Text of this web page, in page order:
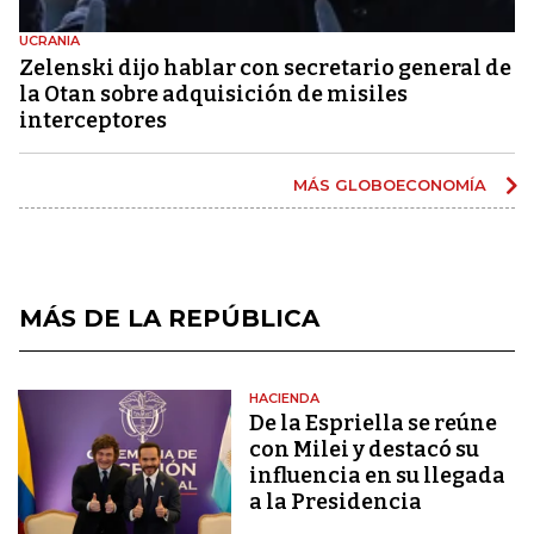
UCRANIA
Zelenski dijo hablar con secretario general de
la Otan sobre adquisición de misiles
interceptores
MÁS GLOBOECONOMÍA
MÁS DE LA REPÚBLICA
HACIENDA
De la Espriella se reúne
con Milei y destacó su
influencia en su llegada
a la Presidencia